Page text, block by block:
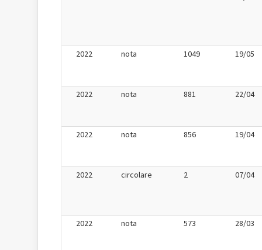
2022 nota 1049 19/05
2022 nota 881 22/04
2022 nota 856 19/04
2022 circolare 2 07/04
2022 nota 573 28/03